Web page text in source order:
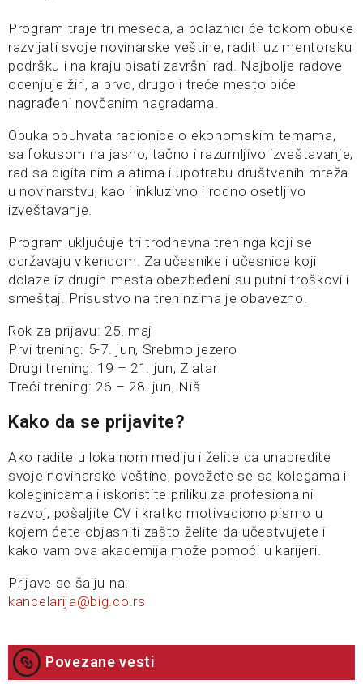
Program traje tri meseca, a polaznici će tokom obuke
razvijati svoje novinarske veštine, raditi uz mentorsku
podršku i na kraju pisati završni rad. Najbolje radove
ocenjuje žiri, a prvo, drugo i treće mesto biće
nagrađeni novčanim nagradama.
Obuka obuhvata radionice o ekonomskim temama,
sa fokusom na jasno, tačno i razumljivo izveštavanje,
rad sa digitalnim alatima i upotrebu društvenih mreža
u novinarstvu, kao i inkluzivno i rodno osetljivo
izveštavanje.
Program uključuje tri trodnevna treninga koji se
održavaju vikendom. Za učesnike i učesnice koji
dolaze iz drugih mesta obezbeđeni su putni troškovi i
smeštaj. Prisustvo na treninzima je obavezno.
Rok za prijavu: 25. maj
Prvi trening: 5-7. jun, Srebrno jezero
Drugi trening: 19 – 21. jun, Zlatar
Treći trening: 26 – 28. jun, Niš
Kako da se prijavite?
Ako radite u lokalnom mediju i želite da unapredite
svoje novinarske veštine, povežete se sa kolegama i
koleginicama i iskoristite priliku za profesionalni
razvoj, pošaljite CV i kratko motivaciono pismo u
kojem ćete objasniti zašto želite da učestvujete i
kako vam ova akademija može pomoći u karijeri.
Prijave se šalju na:
kancelarija@big.co.rs
Povezane vesti